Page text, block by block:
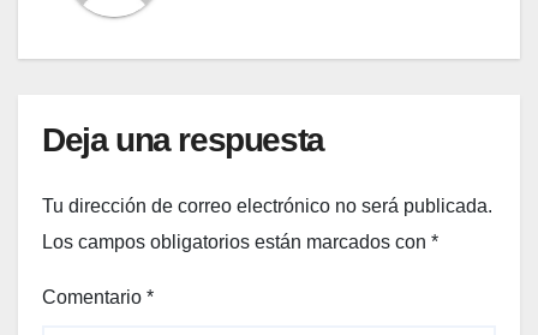
Deja una respuesta
Tu dirección de correo electrónico no será publicada.
Los campos obligatorios están marcados con *
Comentario *